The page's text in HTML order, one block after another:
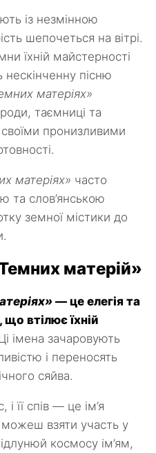
із незмінною
шепочеться на вітрі.
їхній майстерності
пісню
матеріях»
таємниці та
пронизливими
матеріях» часто
та слов’янською
земної містики до
матерій»
— це елегія та
що втілює їхній
імена зачаровують
і переносять
сяйва.
її спів — це ім’я
взяти участь у
космосу ім’ям,